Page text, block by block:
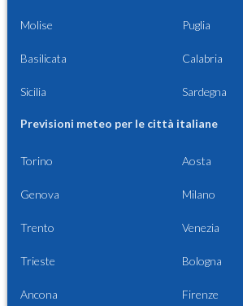
Molise Puglia
Basilicata Calabria
Sicilia Sardegna
Previsioni meteo per le città italiane
Torino Aosta
Genova Milano
Trento Venezia
Trieste Bologna
Ancona Firenze